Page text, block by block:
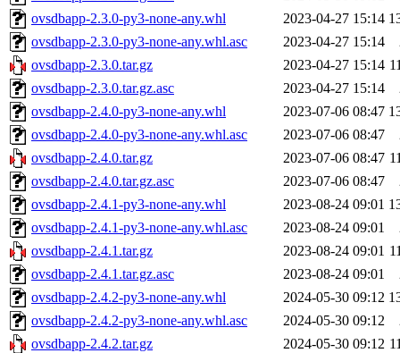
ovsdbapp-2.3.0-py3-none-any.whl
2023-04-27 15:14
ovsdbapp-2.3.0-py3-none-any.whl.asc
2023-04-27 15:14
ovsdbapp-2.3.0.tar.gz
2023-04-27 15:14
ovsdbapp-2.3.0.tar.gz.asc
2023-04-27 15:14
ovsdbapp-2.4.0-py3-none-any.whl
2023-07-06 08:47
ovsdbapp-2.4.0-py3-none-any.whl.asc
2023-07-06 08:47
ovsdbapp-2.4.0.tar.gz
2023-07-06 08:47
ovsdbapp-2.4.0.tar.gz.asc
2023-07-06 08:47
ovsdbapp-2.4.1-py3-none-any.whl
2023-08-24 09:01
ovsdbapp-2.4.1-py3-none-any.whl.asc
2023-08-24 09:01
ovsdbapp-2.4.1.tar.gz
2023-08-24 09:01
ovsdbapp-2.4.1.tar.gz.asc
2023-08-24 09:01
ovsdbapp-2.4.2-py3-none-any.whl
2024-05-30 09:12
ovsdbapp-2.4.2-py3-none-any.whl.asc
2024-05-30 09:12
ovsdbapp-2.4.2.tar.gz
2024-05-30 09:12